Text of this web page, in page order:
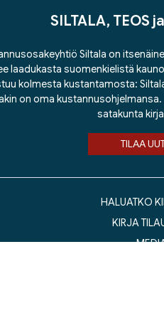
SILTALA, TEOS
Siltala on
laadukasta suomenkielistä
kolmesta kustantamosta:
on oma
satakunta
TILAA
HALUATKO
KIRJA